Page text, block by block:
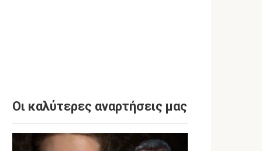
Οι καλύτερες αναρτήσεις μας